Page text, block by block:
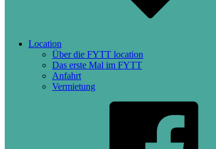
Location
Über die FYTT location
Das erste Mal im FYTT
Anfahrt
Vermietung